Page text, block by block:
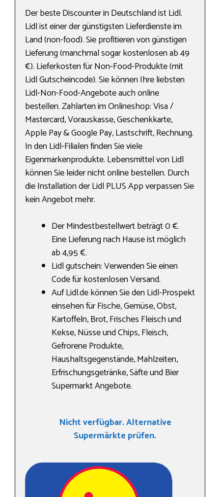
Der beste Discounter in Deutschland ist Lidl.
Lidl ist einer der günstigsten Lieferdienste im
Land (non-food). Sie profitieren von günstigen
Lieferung (manchmal sogar kostenlosen ab 49
€). Lieferkosten für Non-Food-Produkte (mit
Lidl Gutscheincode). Sie können Ihre liebsten
Lidl-Non-Food-Angebote auch online
bestellen. Zahlarten im Onlineshop: Visa /
Mastercard, Vorauskasse, Geschenkkarte,
Apple Pay & Google Pay, Lastschrift, Rechnung.
In den Lidl-Filialen finden Sie viele
Eigenmarkenprodukte. Lebensmittel von Lidl
können Sie leider nicht online bestellen. Durch
die Installation der Lidl PLUS App verpassen Sie
kein Angebot mehr.
Der Mindestbestellwert beträgt 0 €.
Eine Lieferung nach Hause ist möglich
ab 4,95 €.
Lidl gutschein: Verwenden Sie einen
Code für kostenlosen Versand.
Auf Lidl.de können Sie den Lidl-Prospekt
einsehen für Fische, Gemüse, Obst,
Kartoffeln, Brot, Frisches Fleisch und
Kekse, Nüsse und Chips, Fleisch,
Gefrorene Produkte,
Haushaltsgegenstände, Mahlzeiten,
Erfrischungsgetränke, Säfte und Bier
Supermarkt Angebote.
Nicht verfügbar. Alternative
Supermärkte prüfen.